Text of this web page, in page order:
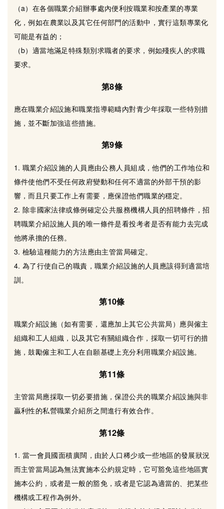
（a）在各個職業介紹辦事處內便利按職業和按產業的專業
化，例如在農業以及其它任何部門的活動中，實行這類專業化
可能是有益的；
（b）適當地滿足特殊類別求職者的要求，例如殘疾人的求職
要求。
第8條
應在職業介紹設施和職業指導範疇內對青少年採取一些特別措
施，並不斷加強這些措施。
第9條
1. 職業介紹設施的人員應由公務人員組成，他們的工作地位和
條件使他們不受任何政府變動和任何不適當的外部干預的影
響，而且只要工作上有需要，應保證他們職業的穩定。
2. 除非國家法律或條例確定公共服務機構人員的招聘條件，招
聘職業介紹設施人員的唯一條件是看投考者是否有能力去完成
他將承擔的任務。
3. 檢驗這種能力的方法應由主管當局確定。
4. 為了行使自己的職責，職業介紹設施的人員應該得到適當培
訓。
第10條
職業介紹設施（如有需要，還應加上其它公共當局）應與僱主
組織和工人組織，以及其它有關組織合作，採取一切可行的措
施，鼓勵僱主和工人在自願基礎上充分利用職業介紹設施。
第11條
主管當局應採取一切必要措施，保證公共的職業介紹設施與非
贏利性的私營職業介紹所之間進行有效合作。
第12條
1. 當一會員國面積廣闊，由於人口稀少或一些地區的發展狀況
而主管當局認為無法實施本公約規定時，它可豁免這些地區實
施本公約，或者是一般的豁免，或者是它認為適當的、把某些
機構或工程作為例外。